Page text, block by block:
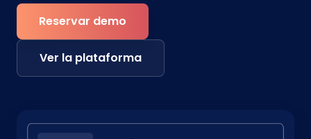
Reservar demo
Ver la plataforma